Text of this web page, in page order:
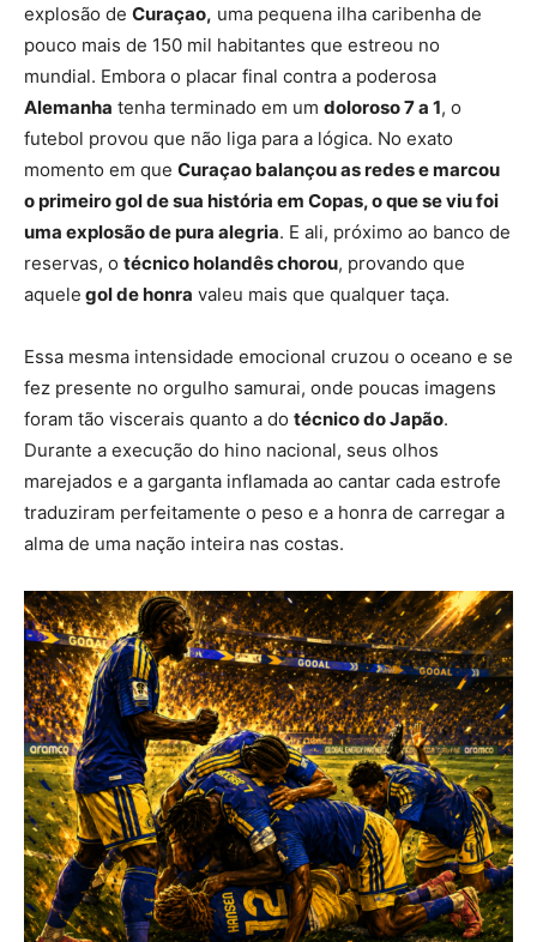
explosão de Curaçao, uma pequena ilha caribenha de
pouco mais de 150 mil habitantes que estreou no
mundial. Embora o placar final contra a poderosa
Alemanha tenha terminado em um doloroso 7 a 1, o
futebol provou que não liga para a lógica. No exato
momento em que Curaçao balançou as redes e marcou
o primeiro gol de sua história em Copas, o que se viu foi
uma explosão de pura alegria. E ali, próximo ao banco de
reservas, o técnico holandês chorou, provando que
aquele gol de honra valeu mais que qualquer taça.
Essa mesma intensidade emocional cruzou o oceano e se
fez presente no orgulho samurai, onde poucas imagens
foram tão viscerais quanto a do técnico do Japão.
Durante a execução do hino nacional, seus olhos
marejados e a garganta inflamada ao cantar cada estrofe
traduziram perfeitamente o peso e a honra de carregar a
alma de uma nação inteira nas costas.